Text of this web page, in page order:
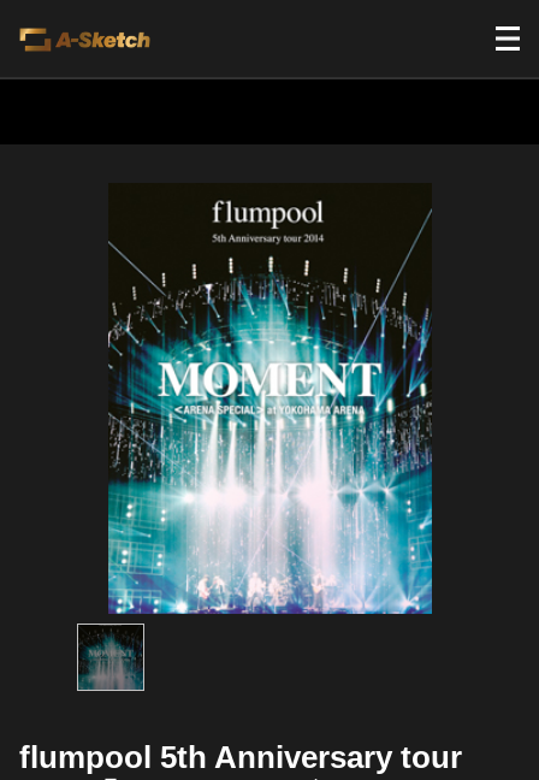
flumpool 5th Anniversary tour